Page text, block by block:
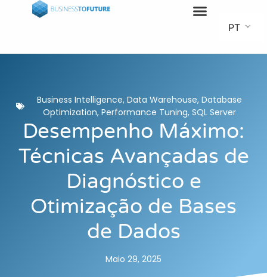
PT
Business Intelligence, Data Warehouse, Database
Optimization, Performance Tuning, SQL Server
Desempenho Máximo:
Técnicas Avançadas de
Diagnóstico e
Otimização de Bases
de Dados
Maio 29, 2025